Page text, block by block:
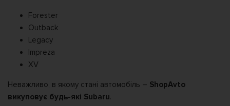
Forester
Outback
Legacy
Impreza
XV
Неважливо, в якому стані автомобіль – ShopAvto
викуповує будь-які Subaru.